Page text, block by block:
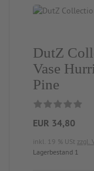
DutZ
Vase
Pine
EUR 34,80
inkl. 19 % USt zzgl.
Lagerbestand 1